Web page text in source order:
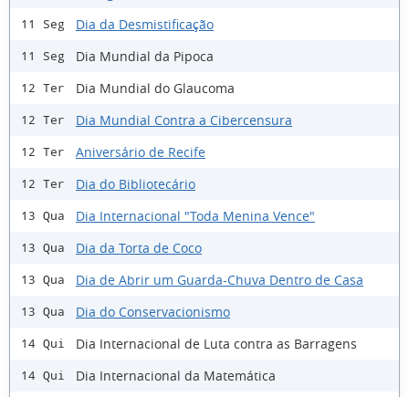
11 Seg Dia da Desmistificação
11 Seg Dia Mundial da Pipoca
12 Ter Dia Mundial do Glaucoma
12 Ter Dia Mundial Contra a Cibercensura
12 Ter Aniversário de Recife
12 Ter Dia do Bibliotecário
13 Qua Dia Internacional "Toda Menina Vence"
13 Qua Dia da Torta de Coco
13 Qua Dia de Abrir um Guarda-Chuva Dentro de Casa
13 Qua Dia do Conservacionismo
14 Qui Dia Internacional de Luta contra as Barragens
14 Qui Dia Internacional da Matemática